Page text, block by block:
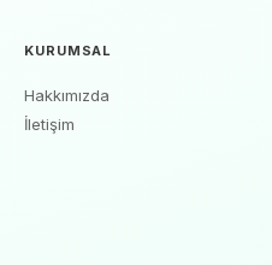
KURUMSAL
Hakkımızda
İletişim